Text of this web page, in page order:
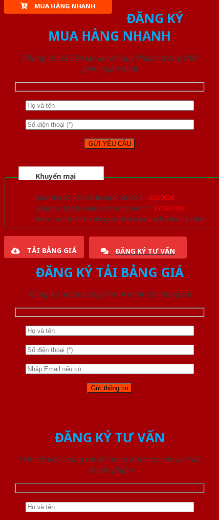
MUA HÀNG NHANH
ĐĂNG KÝ
MUA HÀNG NHANH
Chúng tôi sẽ liên lạc lại với quý khách trong thời
gian ngắn nhất
Khuyến mại
Quà tặng đồ nội thất trang trí lên đến 1.000.000đ
Giảm trực tiếp khi mua đơn hàng lớn hơn 3.000.000đ
Nhiều ưu đãi lớn khi đăng ký tài khoản thành viên thân thiết
TẢI BẢNG GIÁ ĐĂNG KÝ TƯ VẤN
ĐĂNG KÝ TẢI BẢNG GIÁ
Đăng ký nhận báo giá mới nhất từ chúng tôi
ĐĂNG KÝ TƯ VẤN
Liên hệ với chúng tôi để nhận được tư vấn chi tiết
về sản phẩm